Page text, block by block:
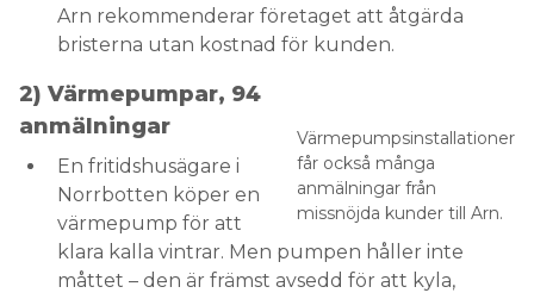
Arn rekommenderar företaget att åtgärda
bristerna utan kostnad för kunden.
Värmepumpsinstallationer
får också många
anmälningar från
missnöjda kunder till Arn.
2) Värmepumpar, 94
anmälningar
En fritidshusägare i
Norrbotten köper en
värmepump för att
klara kalla vintrar. Men pumpen håller inte
måttet – den är främst avsedd för att kyla,